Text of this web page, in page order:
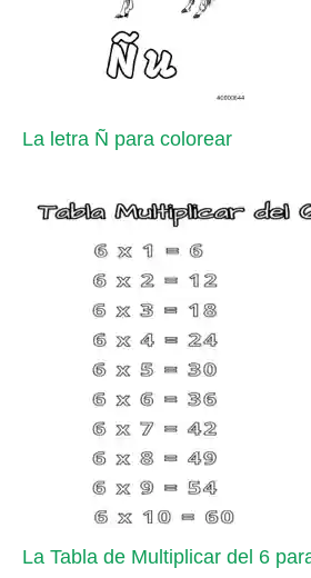
La letra Ñ para colorear
La Tabla de Multiplicar del 6